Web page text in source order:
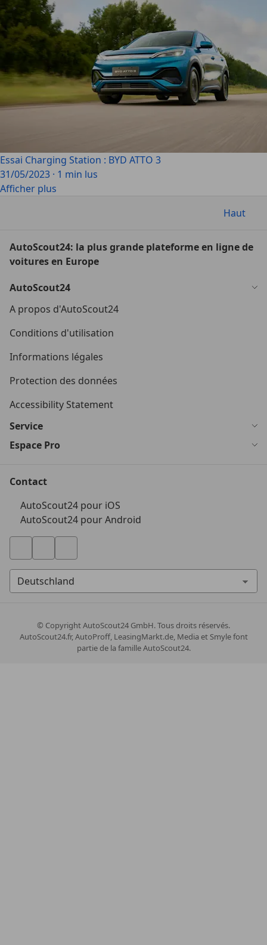
Essai Charging Station : BYD ATTO 3
31/05/2023 · 1 min lus
Afficher plus
Haut
AutoScout24: la plus grande plateforme en ligne de
voitures en Europe
AutoScout24
A propos d'AutoScout24
Conditions d'utilisation
Informations légales
Protection des données
Accessibility Statement
Service
Espace Pro
Contact
AutoScout24 pour iOS
AutoScout24 pour Android
© CopyrightAutoScout24 GmbH. Tous droits réservés.
AutoScout24.fr, AutoProff, LeasingMarkt.de, Media et Smyle font
partie de la famille AutoScout24.